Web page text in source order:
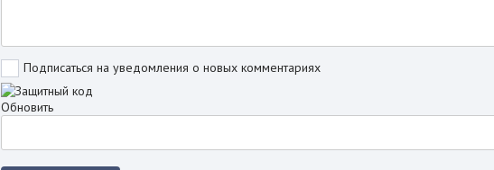
Подписаться на уведомления о новых комментариях
Обновить